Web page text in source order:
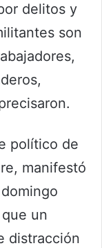
delitos y
son
político de
manifestó
un
distracción